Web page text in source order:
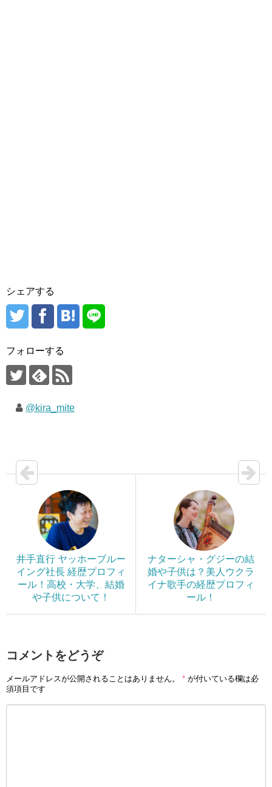
シェアする
フォローする
@kira_mite
井手直行 ヤッホーブルー
イング社長 経歴プロフィ
ール！高校・大学、結婚
や子供について！
ナターシャ・グジーの結
婚や子供は？美人ウクラ
イナ歌手の経歴プロフィ
ール！
コメントをどうぞ
メールアドレスが公開されることはありません。 * が付いている欄は必
須項目です